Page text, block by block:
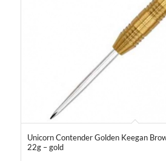
Unicorn Contender Golden Keegan
22g – gold